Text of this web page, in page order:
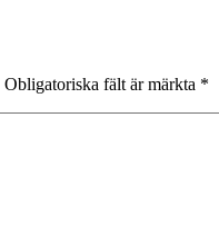
Obligatoriska fält är märkta *